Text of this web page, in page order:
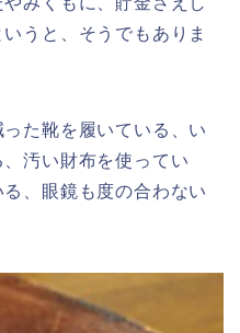
うと、そうでもありま
た靴を履いている、い
汚い財布を使ってい
、眼鏡も度の合わない